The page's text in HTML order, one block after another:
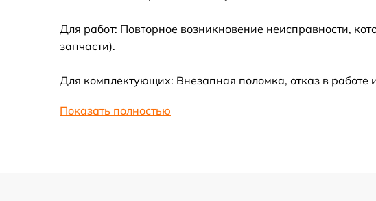
Профилактическая чистка
Для работ: Повторное возникновение неисправности,
запчасти).
Для комплектующих: Внезапная поломка, отказ в работе
Показать полностью